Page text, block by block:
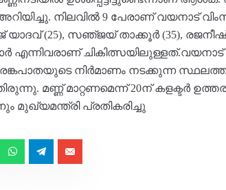
നിലവിൽ 9 പേരാണ് വയനാട്
യാദവ് (25), സഞ്‌ജയ് താക്കൂർ (35),
ചികിത്സയിലുള്ളത്.വയനാട്
നിർമാണം നടക്കുന്ന സ്ഥലത്ത്
മണ്ണ് മാറ്റണമെന്ന് 20ന് കളക്ടർ
‌മുഖ്യമന്ത്രി പ്രതികരിച്ചു